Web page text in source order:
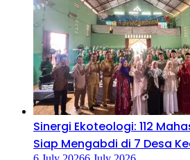
‎Sinergi Ekoteologi: 112
Siap Mengabdi di 7 Desa